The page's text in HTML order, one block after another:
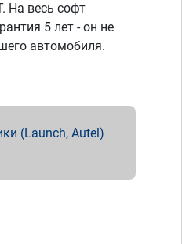
На весь софт
5 лет - он не
автомобиля.
(Launch, Autel)